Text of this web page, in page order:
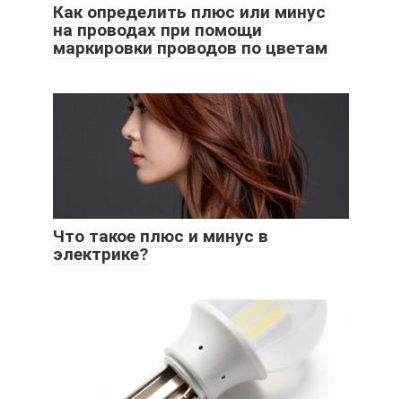
Как определить плюс или минус
на проводах при помощи
маркировки проводов по цветам
Что такое плюс и минус в
электрике?